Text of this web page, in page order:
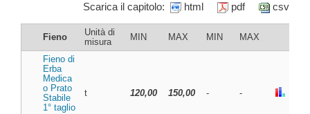
Scarica il capitolo:
html pdf csv
Fieno
Unità di
misura
MIN MAX MIN MAX
Fieno di
Erba
Medica
o Prato
Stabile
1° taglio
t 120,00 150,00 - -